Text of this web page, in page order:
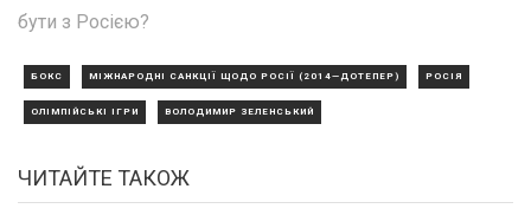
бути з Росією?
БОКС МІЖНАРОДНІ САНКЦІЇ ЩОДО РОСІЇ (2014—ДОТЕПЕР) РОСІЯ
ОЛІМПІЙСЬКІ ІГРИ ВОЛОДИМИР ЗЕЛЕНСЬКИЙ
ЧИТАЙТЕ ТАКОЖ